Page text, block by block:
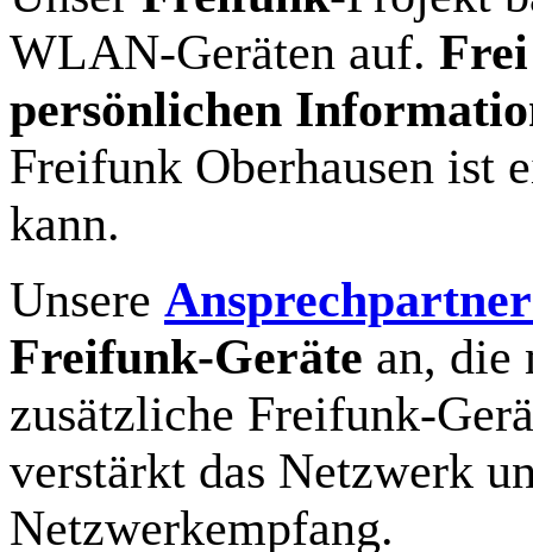
WLAN-Geräten auf.
persönlichen
Freifunk Oberhausen ist
kann.
Unsere
Freifunk-Geräte an, die
zusätzliche Freifunk-
verstärkt das Netzwerk
Netzwerkempfang.